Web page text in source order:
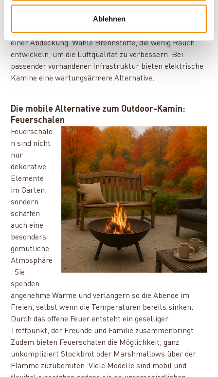
Ablehnen
Zusätzliche Tipps für eine optimale Nutzung
Schütze deinen Outdoor-Kamin bei Nichtgebrauch mit
einer Abdeckung. Wähle Brennstoffe, die wenig Rauch
entwickeln, um die Luftqualität zu verbessern. Bei
passender vorhandener Infrastruktur bieten elektrische
Kamine eine wartungsärmere Alternative.
Die mobile Alternative zum Outdoor-Kamin:
Feuerschalen
Feuerschale
n sind nicht
nur
dekorative
Elemente
im Garten,
sondern
schaffen
auch eine
besonders
gemütliche
Atmosphäre
. Sie
spenden
angenehme Wärme und verlängern so die Abende im
Freien, selbst wenn die Temperaturen bereits sinken.
Durch das offene Feuer entsteht ein geselliger
Treffpunkt, der Freunde und Familie zusammenbringt.
Zudem bieten Feuerschalen die Möglichkeit, ganz
unkompliziert Stockbrot oder Marshmallows über der
Flamme zuzubereiten. Viele Modelle sind mobil und